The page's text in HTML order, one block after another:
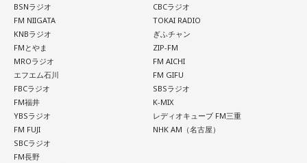
BSNラジオ
FM NIIGATA
KNBラジオ
FMとやま
MROラジオ
エフエム石川
FBCラジオ
FM福井
YBSラジオ
FM FUJI
SBCラジオ
FM長野
CBCラジオ
TOKAI RADIO
ぎふチャン
ZIP-FM
FM AICHI
FM GIFU
SBSラジオ
K-MIX
レディオキューブ FM三重
NHK AM（名古屋）